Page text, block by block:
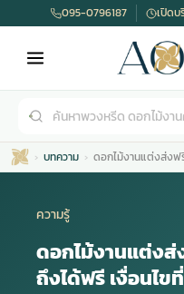
ดอกไม้หน้าศพ
พวงหรีด กรุงเทพ
ไม้งานแต่ง
พวงหรีดพัดลม
รับจัดงานศพ
095-0796187 เปิดบ
บทความ ดอกไม้งานแต่งส่งฟ
ความรู้
ดอกไม้งานแต่งส่
ถึงได้ฟรี เงื่อนไข